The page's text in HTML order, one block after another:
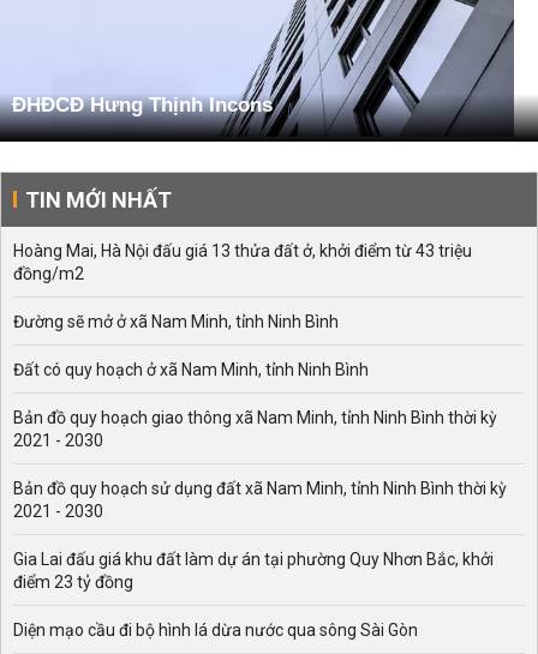
ĐHĐCĐ Hưng Thịnh Incons
TIN MỚI NHẤT
Hoàng Mai, Hà Nội đấu giá 13 thửa đất ở, khởi điểm từ 43 triệu
đồng/m2
Đường sẽ mở ở xã Nam Minh, tỉnh Ninh Bình
Đất có quy hoạch ở xã Nam Minh, tỉnh Ninh Bình
Bản đồ quy hoạch giao thông xã Nam Minh, tỉnh Ninh Bình thời kỳ
2021 - 2030
Bản đồ quy hoạch sử dụng đất xã Nam Minh, tỉnh Ninh Bình thời kỳ
2021 - 2030
Gia Lai đấu giá khu đất làm dự án tại phường Quy Nhơn Bắc, khởi
điểm 23 tỷ đồng
Diện mạo cầu đi bộ hình lá dừa nước qua sông Sài Gòn